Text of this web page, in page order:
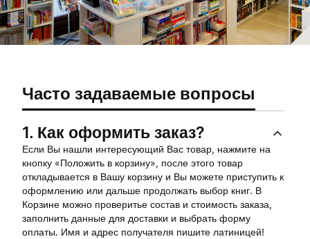
Часто задаваемые вопросы
1. Как оформить заказ?
Если Вы нашли интересующий Вас товар, нажмите на
кнопку «Положить в корзину», после этого товар
откладывается в Вашу корзину и Вы можете приступить к
оформлению или дальше продолжать выбор книг. В
Корзине можно проверитье состав и стоимость заказа,
заполнить данные для доставки и выбрать форму
оплаты. Имя и адрес получателя пишите латиницей!